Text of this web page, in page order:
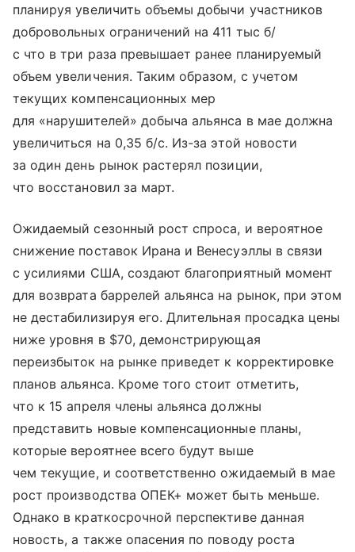
планируя увеличить объемы добычи участников
добровольных ограничений на 411 тыс б/
с что в три раза превышает ранее планируемый
объем увеличения. Таким образом, с учетом
текущих компенсационных мер
для «нарушителей» добыча альянса в мае должна
увеличиться на 0,35 б/с. Из-за этой новости
за один день рынок растерял позиции,
что восстановил за март.
Ожидаемый сезонный рост спроса, и вероятное
снижение поставок Ирана и Венесуэллы в связи
с усилиями США, создают благоприятный момент
для возврата баррелей альянса на рынок, при этом
не дестабилизируя его. Длительная просадка цены
ниже уровня в $70, демонстрирующая
переизбыток на рынке приведет к корректировке
планов альянса. Кроме того стоит отметить,
что к 15 апреля члены альянса должны
представить новые компенсационные планы,
которые вероятнее всего будут выше
чем текущие, и соответственно ожидаемый в мае
рост производства ОПЕК+ может быть меньше.
Однако в краткосрочной перспективе данная
новость, а также опасения по поводу роста